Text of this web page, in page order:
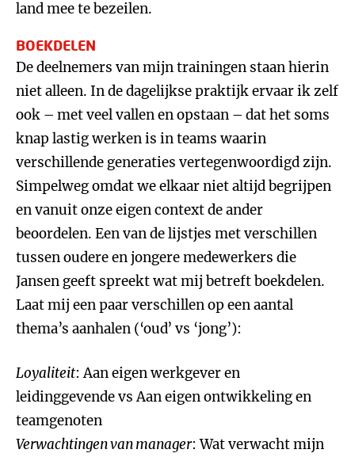
land mee te bezeilen.
BOEKDELEN
De deelnemers van mijn trainingen staan hierin
niet alleen. In de dagelijkse praktijk ervaar ik zelf
ook – met veel vallen en opstaan – dat het soms
knap lastig werken is in teams waarin
verschillende generaties vertegenwoordigd zijn.
Simpelweg omdat we elkaar niet altijd begrijpen
en vanuit onze eigen context de ander
beoordelen. Een van de lijstjes met verschillen
tussen oudere en jongere medewerkers die
Jansen geeft spreekt wat mij betreft boekdelen.
Laat mij een paar verschillen op een aantal
thema’s aanhalen (‘oud’ vs ‘jong’):
Loyaliteit: Aan eigen werkgever en
leidinggevende vs Aan eigen ontwikkeling en
teamgenoten
Verwachtingen van manager: Wat verwacht mijn